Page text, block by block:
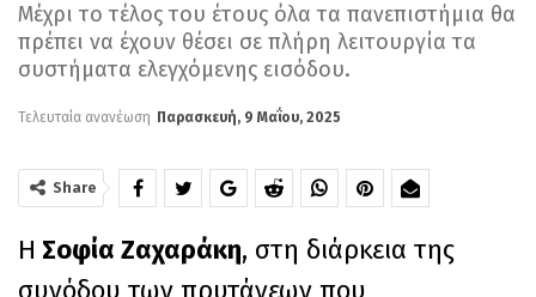
Μέχρι το τέλος του έτους όλα τα πανεπιστήμια θα
πρέπει να έχουν θέσει σε πλήρη λειτουργία τα
συστήματα ελεγχόμενης εισόδου.
Τελευταία ανανέωση Παρασκευή, 9 Μαΐου, 2025
Share
Η Σοφία Ζαχαράκη, στη διάρκεια της
συνόδου των πρυτάνεων που